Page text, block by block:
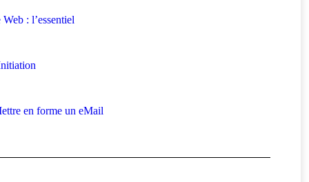
: l’essentiel
en forme un eMail